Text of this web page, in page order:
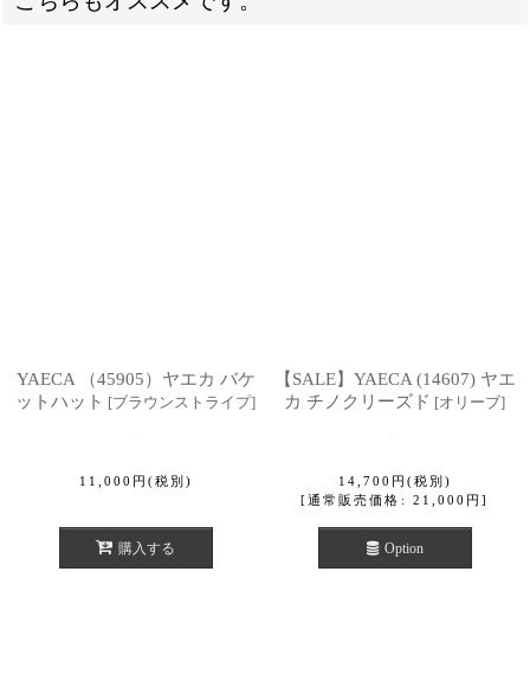
YAECA （45905）ヤエカ バケ
ットハット [ブラウンストライプ]
11,000 円 (税別)
購入する
【SALE】YAECA (14607) ヤエ
カ チノクリーズド [オリーブ]
14,700 円 (税別)
[通常販売価格 : 21,000 円 ]
Option